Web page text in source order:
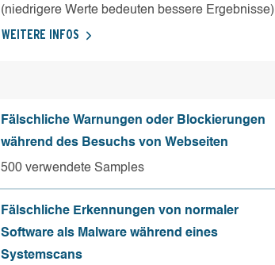
(niedrigere Werte bedeuten bessere Ergebnisse)
WEITERE INFOS
Fälschliche Warnungen oder Blockierungen
während des Besuchs von Webseiten
500 verwendete Samples
Fälschliche Erkennungen von normaler
Software als Malware während eines
Systemscans